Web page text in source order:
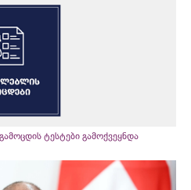
ტესტები გამოქვეყნდა